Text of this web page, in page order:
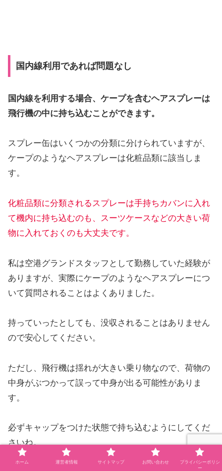
国内線利用であれば問題なし
国内線を利用する場合、ケープを含むヘアスプレーは
飛行機の中に持ち込むことができます。
スプレー缶はいくつかの分類に分けられていますが、
ケープのようなヘアスプレーは化粧品類に該当しま
す。
化粧品類に分類されるスプレーは手持ちカバンに入れ
て機内に持ち込むのも、スーツケースなどの大きい荷
物に入れておくのも大丈夫です。
私は空港グランドスタッフとして勤務していた経験が
ありますが、実際にケープのようなヘアスプレーにつ
いて質問されることはよくありました。
持っていったとしても、没収されることはありません
ので安心してください。
ただし、飛行機は揺れが大きい乗り物なので、荷物の
中身がぶつかって誤って中身が出る可能性がありま
す。
必ずキャップをつけた状態で持ち込むようにしてくだ
さいね。
ホーム 運営者情報 サイトマップ お問い合わせ
プライバシーポリシ
ー